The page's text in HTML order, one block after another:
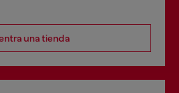
una tienda